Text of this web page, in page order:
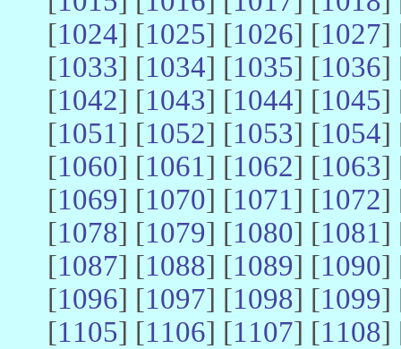
[1024] [1025] [1026] [1027]
[1033] [1034] [1035] [1036]
[1042] [1043] [1044] [1045]
[1051] [1052] [1053] [1054]
[1060] [1061] [1062] [1063]
[1069] [1070] [1071] [1072]
[1078] [1079] [1080] [1081]
[1087] [1088] [1089] [1090]
[1096] [1097] [1098] [1099]
[1105] [1106] [1107] [1108]